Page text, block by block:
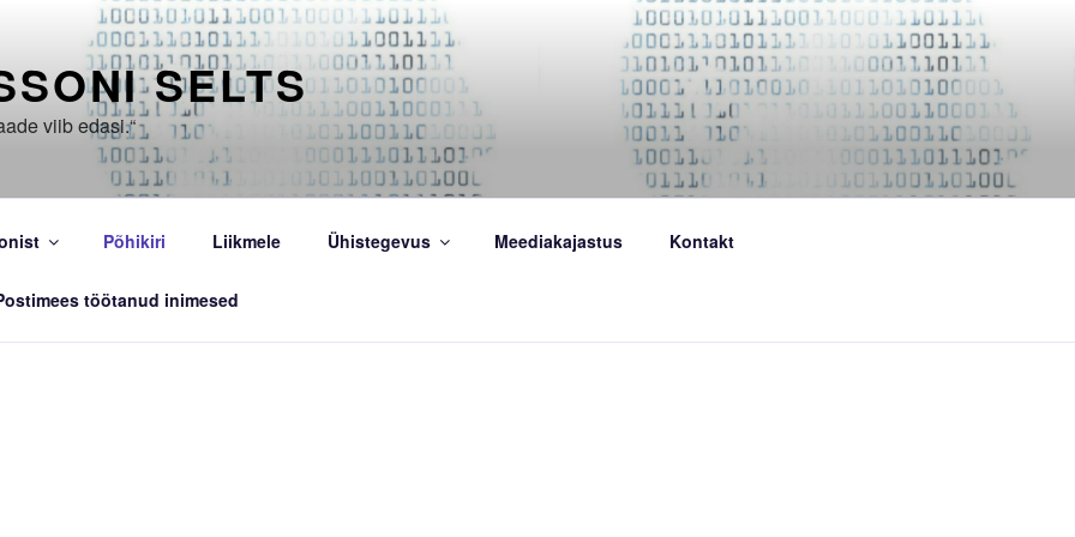
SELTS
viib edasi.“
Põhikiri Liikmele Ühistegevus Meediakajastus Kontakt
töötanud inimesed